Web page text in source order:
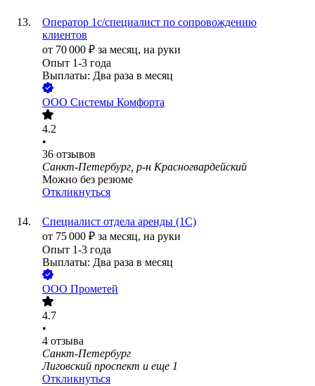
Оператор 1с/специалист по сопровождению
клиентов
от 70 000 ₽ за месяц, на руки
Опыт 1-3 года
Выплаты: Два раза в месяц
ООО Системы Комфорта
4.2
•
36 отзывов
Санкт-Петербург, р-н Красногвардейский
Можно без резюме
Откликнуться
Специалист отдела аренды (1С)
от 75 000 ₽ за месяц, на руки
Опыт 1-3 года
Выплаты: Два раза в месяц
ООО Прометей
4.7
•
4 отзыва
Санкт-Петербург
Лиговский проспект и еще 1
Откликнуться